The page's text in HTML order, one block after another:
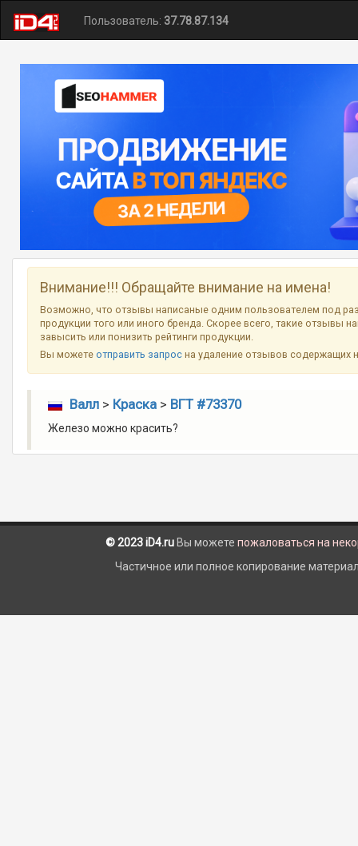
Пользователь: 37.78.87.134
Внимание!!! Обращайте внимание на имена!
Возможно, что отзывы написаные одним пользователем под
продукции того или иного бренда. Скорее всего, такие отзывы
завысить или понизить рейтинги продукции.
Вы можетеотправить запрос на удаление отзывов
Валл> Краска> ВГТ #73370
Железо можно красить?
© 2023 iD4.ru Вы можете пожаловаться на
Частичное или полное копирование